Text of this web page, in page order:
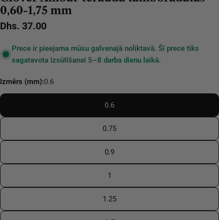
0,60-1,75 mm
Parastā
Dhs. 37.00
Prece ir pieejama mūsu galvenajā noliktavā. Šī prece tiks
sagatavota izsūtīšanai 5–8 darba dienu laikā.
Izmērs (mm):0.6
0.6
0.75
0.9
1
1.25